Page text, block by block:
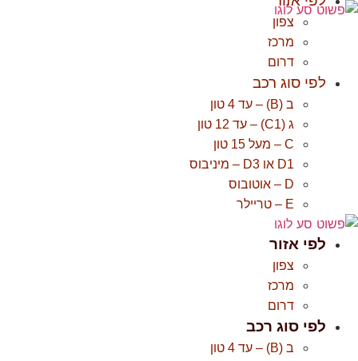
צפון
מרכז
דרום
לפי סוג רכב
ב (B) – עד 4 טון
ג (C1) – עד 12 טון
C – מעל 15 טון
D1 או D3 – מיניבוס
D – אוטובוס
E – טריילר
לפי אזור
צפון
מרכז
דרום
לפי סוג רכב
ב (B) – עד 4 טון